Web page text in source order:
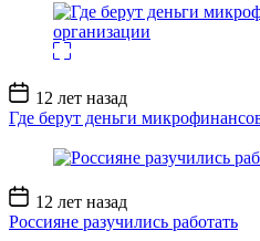
Дата
записи
12 лет назад
Где берут деньги
Дата
записи
12 лет назад
Россияне разучились работать